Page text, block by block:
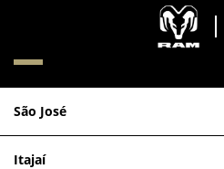
São José
Itajaí